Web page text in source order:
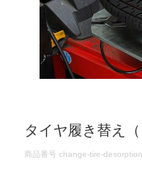
タイヤ履き替え
DETAILS
商品番号 change-tire-